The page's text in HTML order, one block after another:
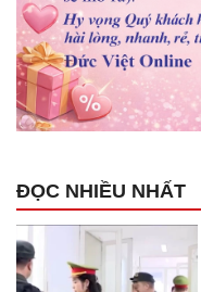
ĐỌC NHIỀU NHẤT